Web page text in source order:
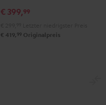
€ 399,99
€ 419, 99 Originalpreis